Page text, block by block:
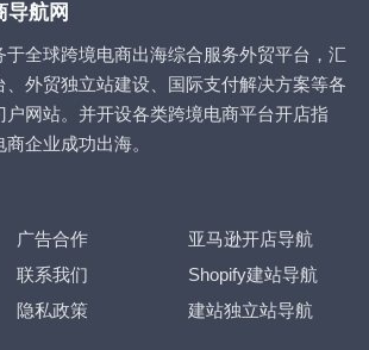
导航网
全球跨境电商出海综合服务外贸平台，汇
、外贸独立站建设、国际支付解决方案等各
网站。并开设各类跨境电商平台开店指
企业成功出海。
广告合作
亚马逊开店导航
联系我们
Shopify建站导航
隐私政策 建站独立站导航